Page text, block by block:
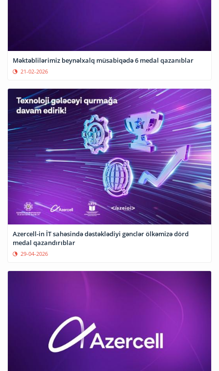
Məktəblilərimiz beynəlxalq müsabiqədə 6 medal qazanıblar
21-02-2026
Azercell-in İT sahəsində dəstəklədiyi gənclər ölkəmizə dörd
medal qazandırıblar
29-04-2026